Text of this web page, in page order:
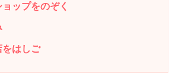
ップをのぞく
をはしご